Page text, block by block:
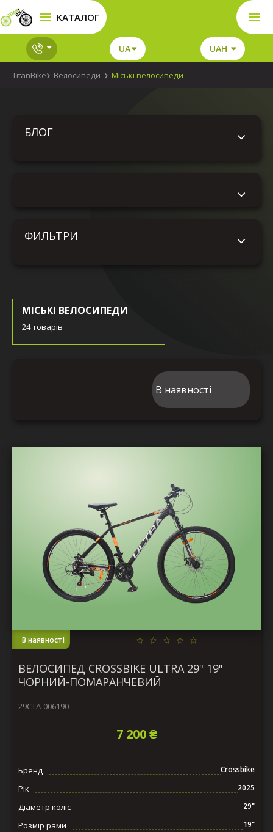
КАТАЛОГ
UA UAH
TitanBike Велосипеди Міські велосипеди
БЛОГ
ФИЛЬТРИ
МІСЬКІ ВЕЛОСИПЕДИ
24 товарів
В наявності
ВЕЛОСИПЕД CROSSBIKE ULTRA 29" 19"
ЧОРНИЙ-ПОМАРАНЧЕВИЙ
29СTA-006190
7 200 ₴
Бренд Crossbike
Рік 2025
Діаметр коліс 29"
Розмір рами 19"